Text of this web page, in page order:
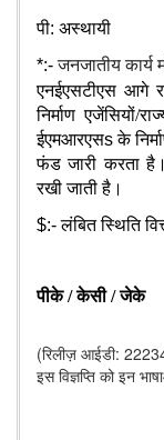
पी: अस्थायी
*:- जनजातीय कार्य
एनईएसटीएस आगे
निर्माण
ईएमआरएसsके
फंड जारी करता
रखी जाती है।
$:-लंबित स्थिति
पीके / केसी / जेके
(रिलीज़ आईडी:
इस विज्ञप्ति को इन